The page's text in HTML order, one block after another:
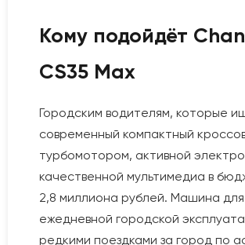
Кому подойдёт
CS35 Max
Городским водителям, которые
современный компактный
турбомотором, активной
качественной мультимедиа в
2,8 миллиона рублей. Машина для
ежедневной городской
редкими поездками за город по